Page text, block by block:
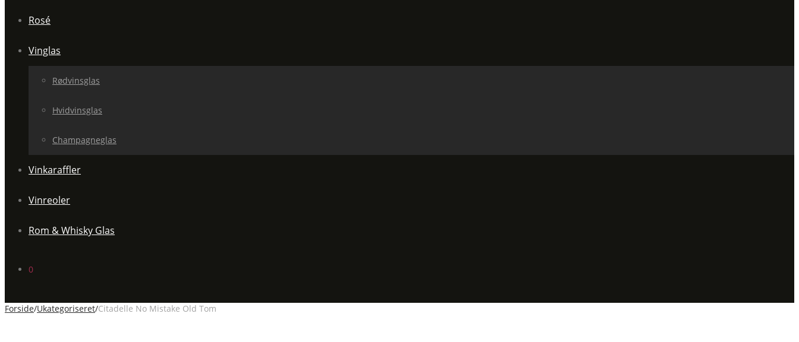
Rosé
Vinglas
Rødvinsglas
Hvidvinsglas
Champagneglas
Vinkaraffler
Vinreoler
Rom & Whisky Glas
0
Forside/Ukategoriseret/Citadelle No Mistake Old Tom